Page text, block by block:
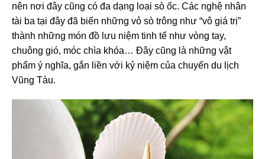
nên nơi đây cũng có đa dạng loại sò ốc. Các nghệ nhân
tài ba tại đây đã biến những vỏ sò trông như “vô giá trị”
thành những món đồ lưu niệm tinh tế như vòng tay,
chuông gió, móc chìa khóa… Đây cũng là những vật
phẩm ý nghĩa, gắn liền với kỷ niệm của chuyến du lịch
Vũng Tàu.